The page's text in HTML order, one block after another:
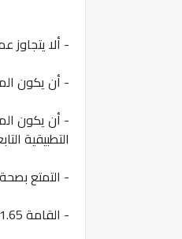
-ألا يتجاوز
- أن يكون
- أن يكون
التطبيقية
- التمتع
- القامة 1.65 متر على الأقل بالنسبة للذكور و1.60 متر على الأقل بالنسبة للإناث؛